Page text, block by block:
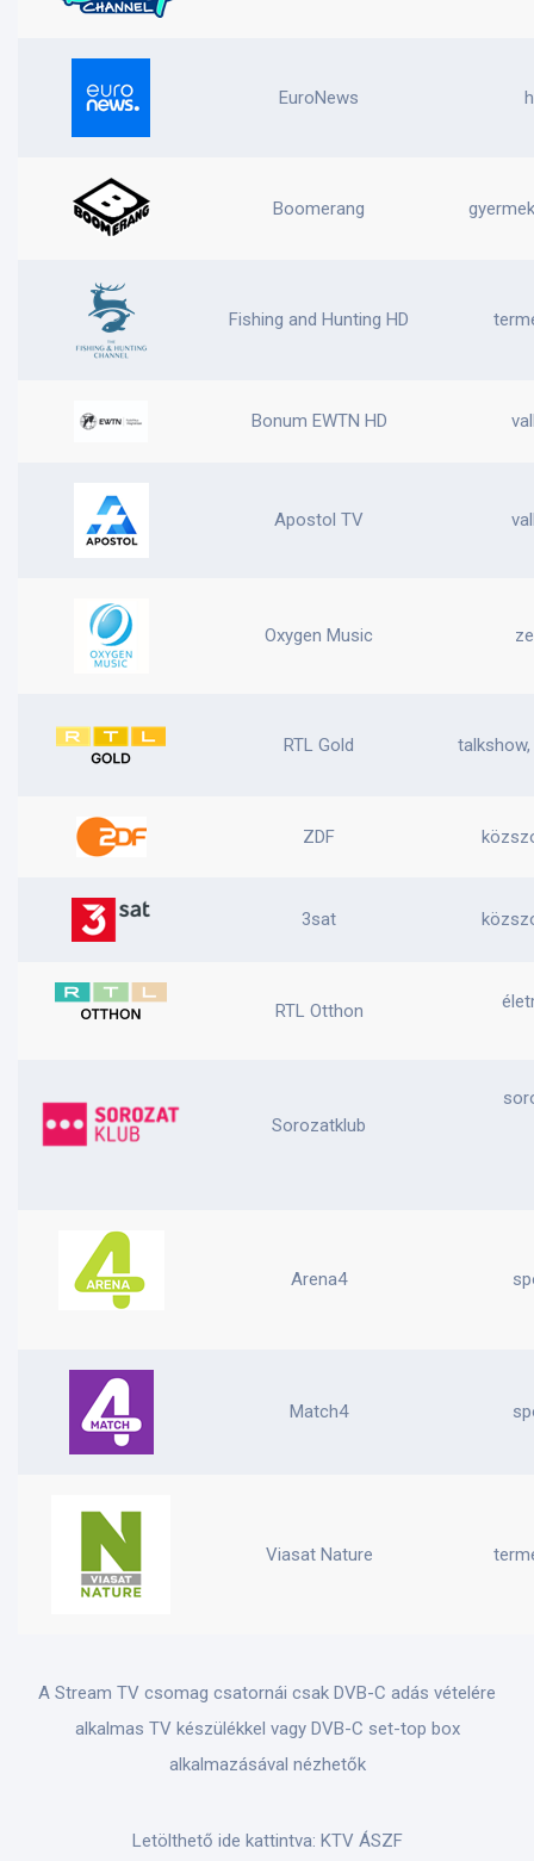
EuroNews
Boomerang
Fishing and Hunting HD
Bonum EWTN HD
Apostol TV
Oxygen Music
RTL Gold
ZDF
3sat
RTL Otthon
Sorozatklub
Arena4
Match4
Viasat Nature
A Stream TV csomag csatornái csak DVB-C adás vételére
alkalmas TV készülékkel vagy DVB-C set-top box
alkalmazásával nézhetők
Letölthető ide kattintva: KTV ÁSZF